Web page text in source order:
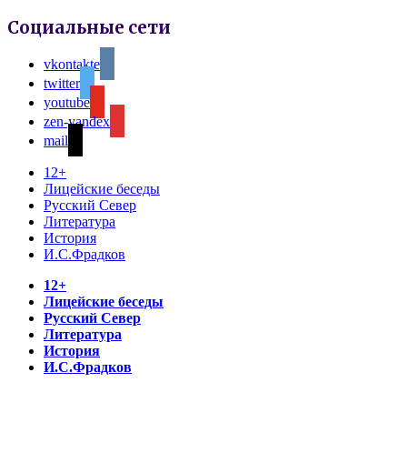
Социальные сети
vkontakte
twitter
youtube
zen-yandex
mail
12+
Лицейские беседы
Русский Север
Литература
История
И.С.Фрадков
12+
Лицейские беседы
Русский Север
Литература
История
И.С.Фрадков